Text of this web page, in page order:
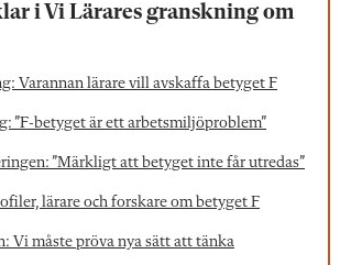
i Vi Lärares granskning om
Varannan lärare vill avskaffa betyget F
”F-betyget är ett arbetsmiljöproblem”
”Märkligt att betyget inte får utredas”
lärare och forskare om betyget F
Vi måste pröva nya sätt att tänka